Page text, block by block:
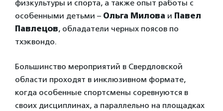
физкультуры и спорта, а также опыт работы с
особенными детьми – Ольга Милова и Павел
Павлецов, обладатели черных поясов по
тхэквондо.
Большинство мероприятий в Свердловской
области проходят в инклюзивном формате,
когда особенные спортсмены соревнуются в
своих дисциплинах, а параллельно на площадках